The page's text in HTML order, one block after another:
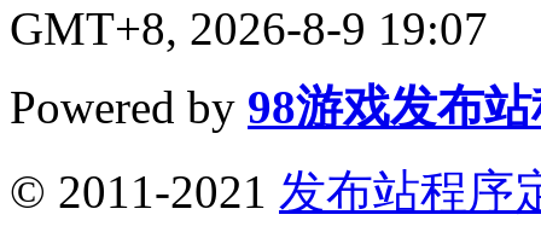
GMT+8, 2026-8-9 19:07
Powered by 98游戏发布
© 2011-2021 发布站程序